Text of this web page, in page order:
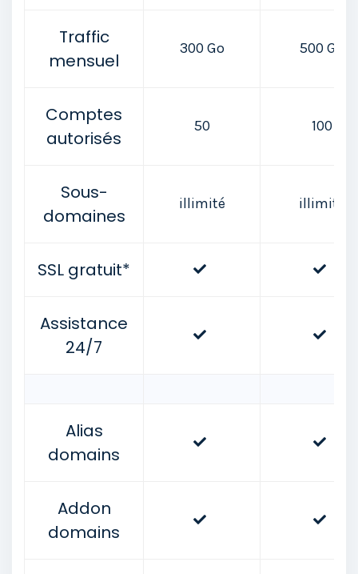
Traffic
mensuel
300 Go 500 Go
Comptes
autorisés
50 100
Sous-
domaines
illimité illimité
SSL gratuit*
Assistance
24/7
Alias
domains
Addon
domains